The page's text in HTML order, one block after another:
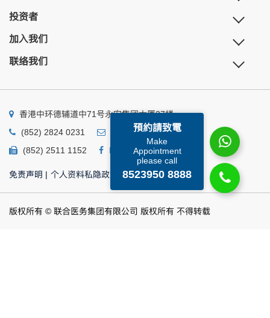
預約請致電
Make
Appointment
please call
8523950 8888
投资者
加入我们
联络我们
香港中环德辅道中71号永安集团大厦27楼
(852) 2824 0231
business@ump.com.hk
(852) 2511 1152
Facebook Linkedin
免责声明 | 个人资料私隐政策 | 个人资料收集声明
版权所有 © 联合医务集团有限公司 版权所有 不得转载